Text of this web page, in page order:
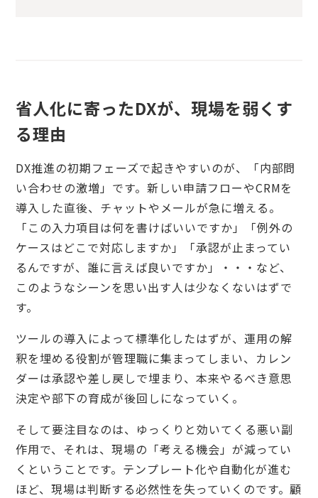
省人化に寄ったDXが、現場を弱くす
る理由
DX推進の初期フェーズで起きやすいのが、「内部問
い合わせの激増」です。新しい申請フローやCRMを
導入した直後、チャットやメールが急に増える。
「この入力項目は何を書けばいいですか」「例外の
ケースはどこで対応しますか」「承認が止まってい
るんですが、誰に言えば良いですか」・・・など、
このようなシーンを思い出す人は少なくないはずで
す。
ツールの導入によって標準化したはずが、運用の解
釈を埋める役割が管理職に集まってしまい、カレン
ダーは承認や差し戻しで埋まり、本来やるべき意思
決定や部下の育成が後回しになっていく。
そして要注目なのは、ゆっくりと効いてくる悪い副
作用で、それは、現場の「考える機会」が減ってい
くということです。テンプレート化や自動化が進む
ほど、現場は判断する必然性を失っていくのです。顧